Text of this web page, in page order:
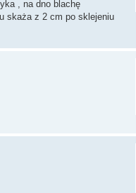
, na dno blachę
skaża z 2 cm po sklejeniu